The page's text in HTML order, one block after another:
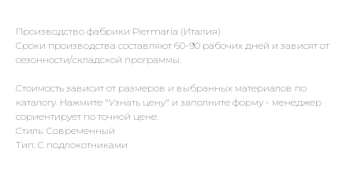
Производство фабрики Piermaria (Италия)
Сроки производства составляют 60-90 рабочих дней и зависят от
сезонности/складской программы.
Стоимость зависит от размеров и выбранных материалов по
каталогу. Нажмите "Узнать цену" и заполните форму - менеджер
сориентирует по точной цене.
Стиль: Современный
Тип: С подлокотниками